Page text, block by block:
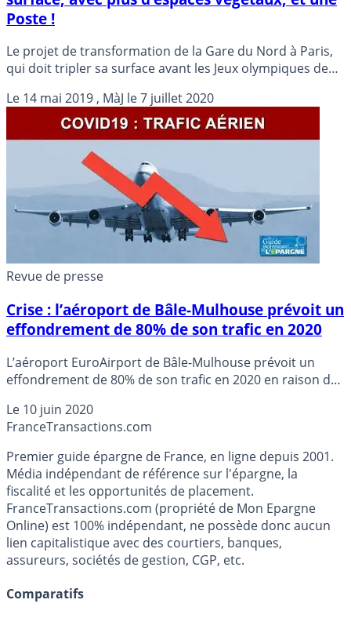
Poste !
Le projet de transformation de la Gare du Nord à Paris,
qui doit tripler sa surface avant les Jeux olympiques de
l’intégration d’un bureau de Poste, et plus d’espaces
végétaux, a annoncé la société chargée de l’opération.
Le 14 mai 2019, MàJ le7 juillet 2020
Revue de presse
Crise : l’aéroport de Bâle-Mulhouse prévoit un
effondrement de 80% de son trafic en 2020
L’aéroport EuroAirport de Bâle-Mulhouse prévoit un
effondrement de 80% de son trafic en 2020 en raison de
ininterrompue, a annoncé mercredi sa direction.
Le 10 juin 2020
FranceTransactions.com
Premier guide épargne de France, en ligne depuis 2001.
Média indépendant de référence sur l'épargne, la
fiscalité et les opportunités de placement.
FranceTransactions.com (propriété de Mon Epargne
Online) est 100% indépendant, ne possède donc aucun
lien capitalistique avec des courtiers, banques,
assureurs, sociétés de gestion, CGP, etc.
Comparatifs